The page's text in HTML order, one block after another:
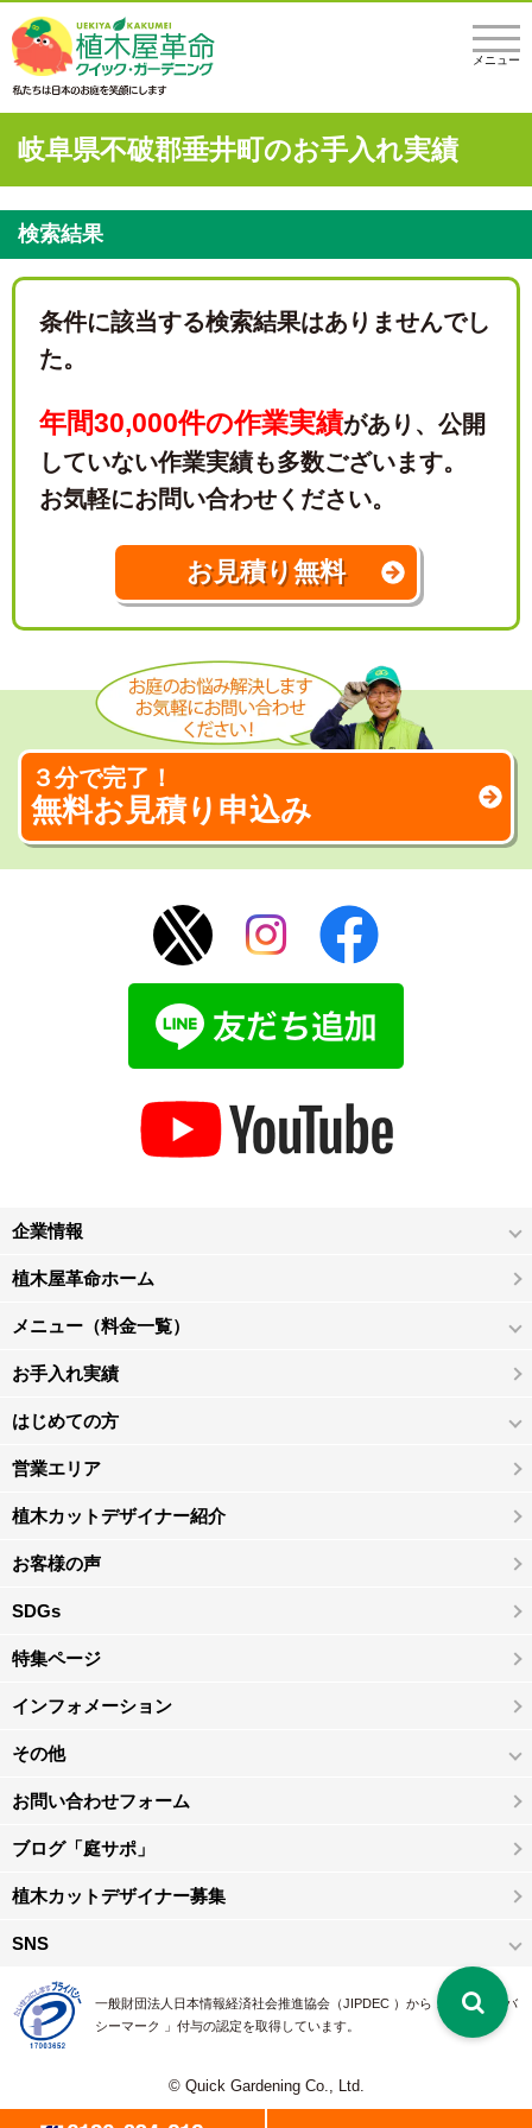
メニュー
岐阜県不破郡垂井町のお手入れ実績
検索結果
条件に該当する検索結果はありませんでし
た。
年間30,000件の作業実績があり、 公開
していない作業実績も多数ございます。
お気軽にお問い合わせください。
お見積り無料
３分で完了！
無料お見積り申込み
企業情報
植木屋革命ホーム
メニュー（料金一覧）
お手入れ実績
はじめての方
営業エリア
植木カットデザイナー紹介
お客様の声
SDGs
特集ページ
インフォメーション
その他
お問い合わせフォーム
ブログ「庭サポ」
植木カットデザイナー募集
SNS
一般財団法人日本情報経済社会推進協会（JIPDEC ）から 、「 プライバ
シーマーク 」付与の認定を取得しています。
© Quick Gardening Co., Ltd.